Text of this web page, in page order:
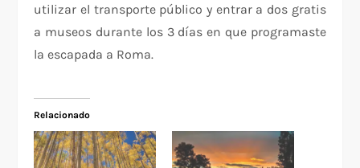
utilizar el transporte público y entrar a dos gratis
a museos durante los 3 días en que programaste
la escapada a Roma.
Relacionado